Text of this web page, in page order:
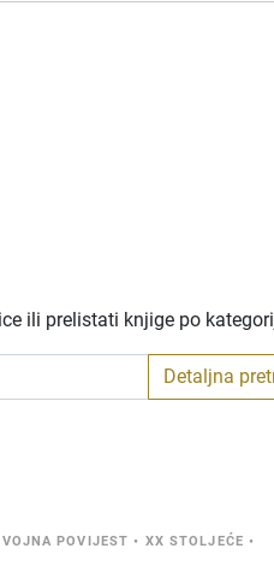
ili prelistati knjige po
Detaljna
VOJNA POVIJEST • XX STOLJEĆE •